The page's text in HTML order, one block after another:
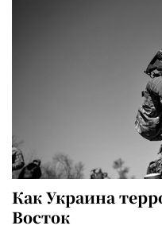
Как Украина
Восток